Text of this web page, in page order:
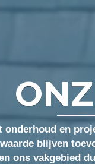
onderhoud en
blijven
ons vakgebied
en
blijven
vakgebied